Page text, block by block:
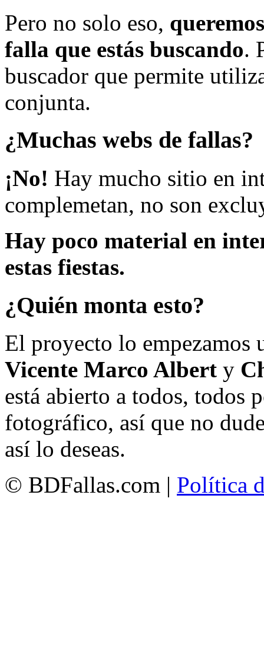
Pero no solo eso,
falla que estás buscando.
buscador que permite
conjunta.
¿Muchas webs de fallas?
¡No! Hay mucho sitio en
complemetan, no son
Hay poco material en
estas fiestas.
¿Quién monta esto?
El proyecto lo empezamos
Vicente Marco Albert y
está abierto a todos, todos
fotográfico, así que no
así lo deseas.
© BDFallas.com | Política